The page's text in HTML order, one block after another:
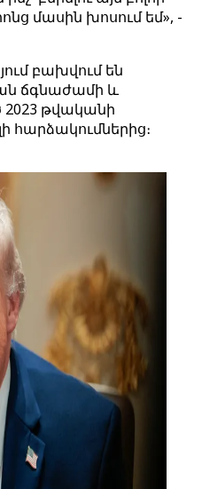
մասին խոսում եմ», -
բախվում են
ճգնաժամի և
2023 թվականի
հարձակումներից։